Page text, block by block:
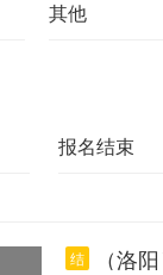
其他
报名结束
结 （洛